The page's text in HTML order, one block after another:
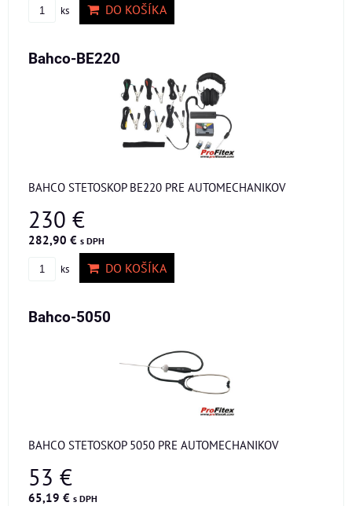
ks DO KOŠÍKA
Bahco-BE220
BAHCO STETOSKOP BE220 PRE AUTOMECHANIKOV
230 €
282,90 € s DPH
ks DO KOŠÍKA
Bahco-5050
BAHCO STETOSKOP 5050 PRE AUTOMECHANIKOV
53 €
65,19 € s DPH